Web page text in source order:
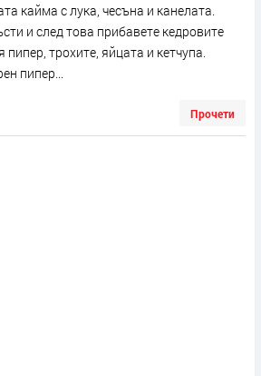
кайма с лука, чесъна и канелата.
и след това прибавете кедровите
пипер, трохите, яйцата и кетчупа.
пипер...
Прочети